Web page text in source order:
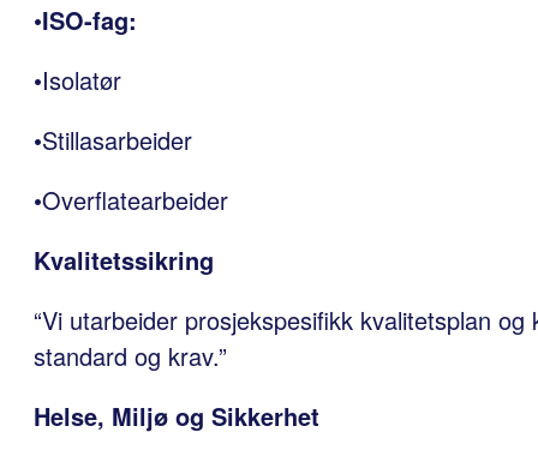
•ISO-fag:
•Isolatør
•Stillasarbeider
•Overflatearbeider
Kvalitetssikring
“Vi utarbeider prosjekspesifikk kvalitetsplan
standard og krav.”
Helse, Miljø og Sikkerhet